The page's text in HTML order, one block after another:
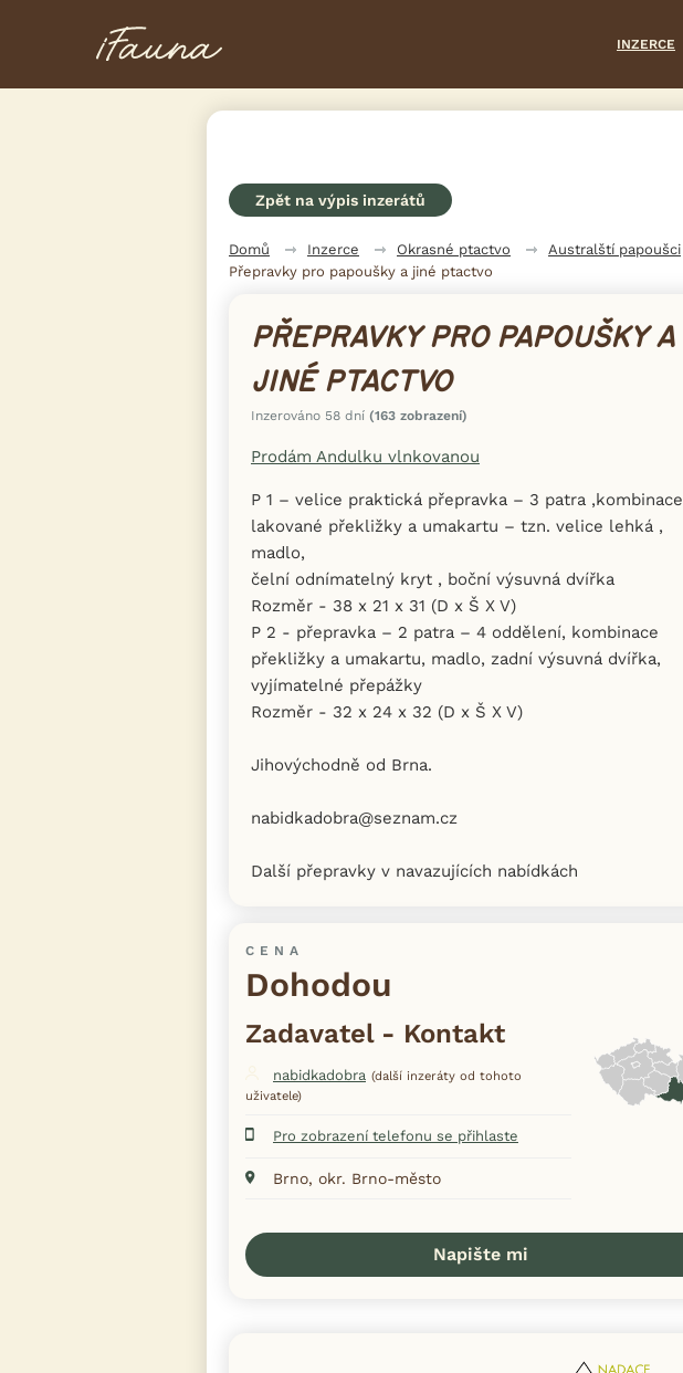
INZERCE
Zpět na výpis inzerátů
Domů Inzerce Okrasné ptactvo
Australští papoušci
Přepravky pro papoušky a jiné ptactvo
PŘEPRAVKY PRO PAPOUŠKY A
JINÉ PTACTVO
Inzerováno 58 dní (163 zobrazení)
Prodám Andulku vlnkovanou
P 1 – velice praktická přepravka – 3 patra ,kombinace
lakované překližky a umakartu – tzn. velice lehká ,
madlo,
čelní odnímatelný kryt , boční výsuvná dvířka
Rozměr - 38 x 21 x 31 (D x Š X V)
P 2 - přepravka – 2 patra – 4 oddělení, kombinace
překližky a umakartu, madlo, zadní výsuvná dvířka,
vyjímatelné přepážky
Rozměr - 32 x 24 x 32 (D x Š X V)
Jihovýchodně od Brna.
nabidkadobra@seznam.cz
Další přepravky v navazujících nabídkách
CENA
Dohodou
Zadavatel - Kontakt
nabidkadobra (další inzeráty od tohoto
uživatele)
Pro zobrazení telefonu se přihlaste
Brno, okr. Brno-město
Napište mi